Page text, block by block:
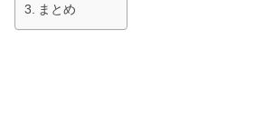
まとめ